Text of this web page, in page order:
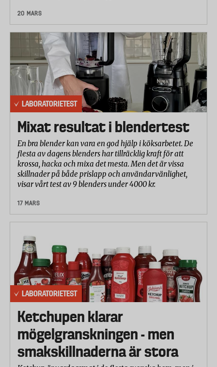
20 MARS
LABORATORIETEST
Mixat resultat i blendertest
En bra blender kan vara en god hjälp i köksarbetet. De
flesta av dagens blenders har tillräcklig kraft för att
krossa, hacka och mixa det mesta. Men det är vissa
skillnader på både prislapp och användarvänlighet,
visar vårt test av 9 blenders under 4000 kr.
17 MARS
LABORATORIETEST
Ketchupen klarar
mögelgranskningen - men
smakskillnaderna är stora